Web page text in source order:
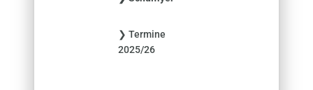
n
a
c
❯ Termine
2025/26